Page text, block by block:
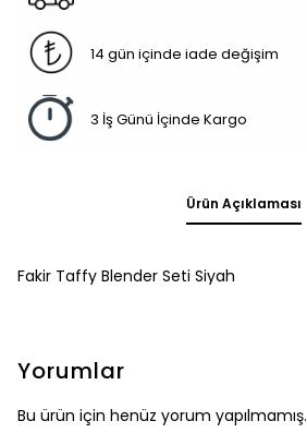
14 gün içinde iade değişim
3 İş Günü İçinde Kargo
Ürün Açıklaması
Fakir Taffy Blender Seti Siyah
Yorumlar
Bu ürün için henüz yorum yapılmamış.